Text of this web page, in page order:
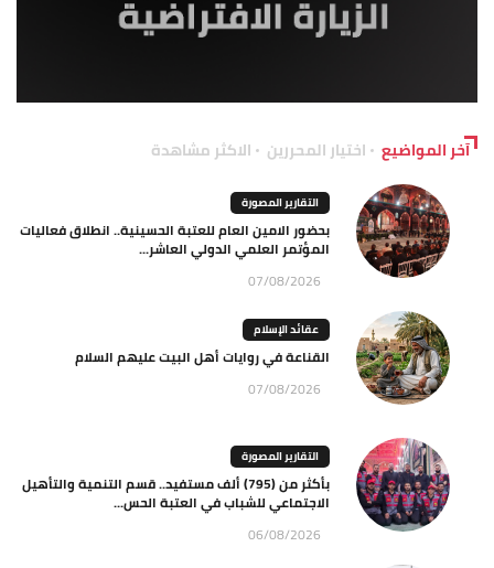
آخر المواضيع اختيار المحررين الاكثر مشاهدة
التقارير المصورة
بحضور الامين العام للعتبة الحسينية.. انطلاق فعاليات
المؤتمر العلمي الدولي العاشر...
07/08/2026
عقائد الإسلام
القناعة في روايات أهل البيت عليهم السلام
07/08/2026
التقارير المصورة
بأكثر من (795) ألف مستفيد.. قسم التنمية والتأهيل
الاجتماعي للشباب في العتبة الحس...
06/08/2026